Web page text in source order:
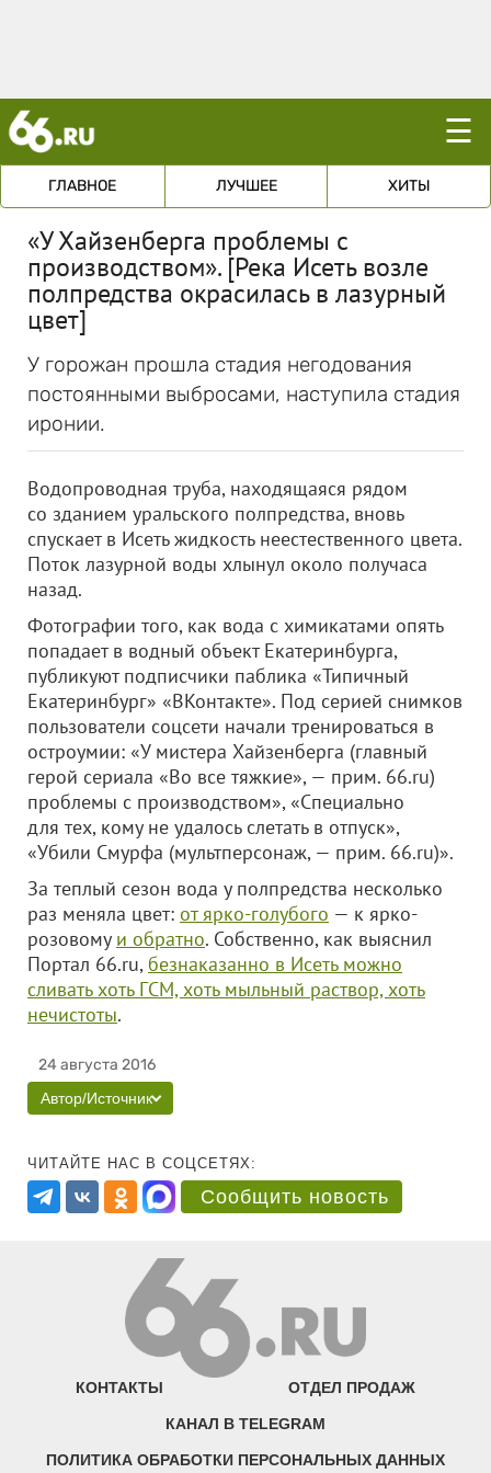
☰
ГЛАВНОЕ ЛУЧШЕЕ ХИТЫ
«У Хайзенберга проблемы с
производством». [Река Исеть возле
полпредства окрасилась в лазурный
цвет]
У горожан прошла стадия негодования
постоянными выбросами, наступила стадия
иронии.
Водопроводная труба, находящаяся рядом
со зданием уральского полпредства, вновь
спускает в Исеть жидкость неестественного цвета.
Поток лазурной воды хлынул около получаса
назад.
Фотографии того, как вода с химикатами опять
попадает в водный объект Екатеринбурга,
публикуют подписчики паблика «Типичный
Екатеринбург» «ВКонтакте». Под серией снимков
пользователи соцсети начали тренироваться в
остроумии: «У мистера Хайзенберга (главный
герой сериала «Во все тяжкие», — прим. 66.ru)
проблемы с производством», «Специально
для тех, кому не удалось слетать в отпуск»,
«Убили Смурфа (мультперсонаж, — прим. 66.ru)».
За теплый сезон вода у полпредства несколько
раз меняла цвет: от ярко-голубого — к ярко-
розовому и обратно. Собственно, как выяснил
Портал 66.ru,безнаказанно в Исеть можно
сливать хоть ГСМ, хоть мыльный раствор, хоть
нечистоты.
24 августа 2016
Автор/Источник
ЧИТАЙТЕ НАС В СОЦСЕТЯХ:
Сообщить новость
КОНТАКТЫ ОТДЕЛ ПРОДАЖ
КАНАЛ В TELEGRAM
ПОЛИТИКА ОБРАБОТКИ ПЕРСОНАЛЬНЫХ ДАННЫХ